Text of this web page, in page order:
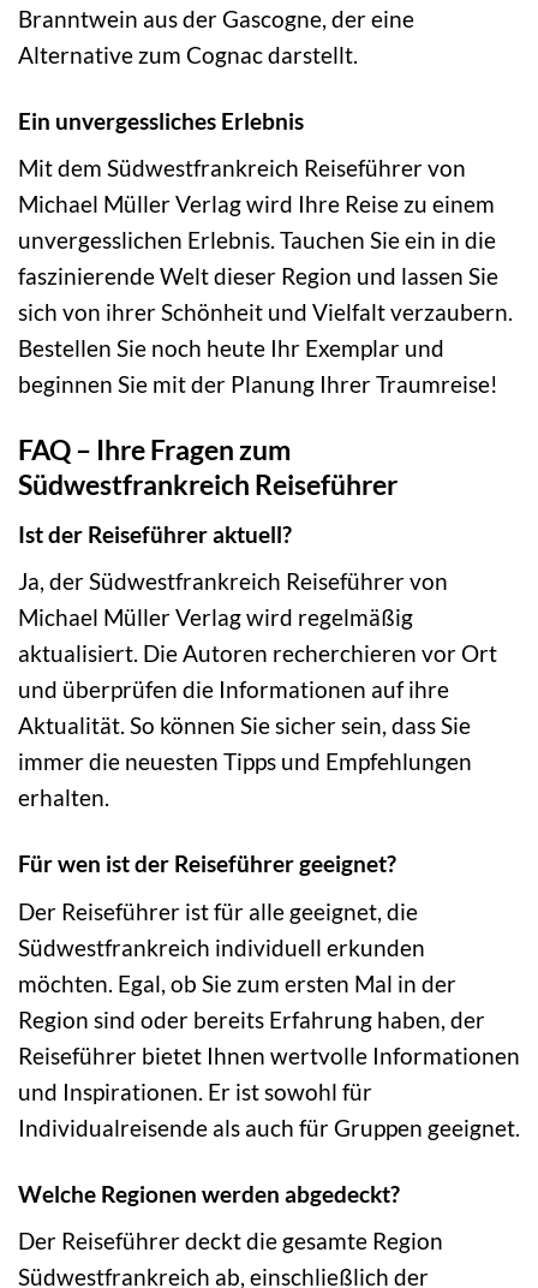
Branntwein aus der Gascogne, der eine
Alternative zum Cognac darstellt.
Ein unvergessliches Erlebnis
Mit dem Südwestfrankreich Reiseführer von
Michael Müller Verlag wird Ihre Reise zu einem
unvergesslichen Erlebnis. Tauchen Sie ein in die
faszinierende Welt dieser Region und lassen Sie
sich von ihrer Schönheit und Vielfalt verzaubern.
Bestellen Sie noch heute Ihr Exemplar und
beginnen Sie mit der Planung Ihrer Traumreise!
FAQ – Ihre Fragen zum
Südwestfrankreich Reiseführer
Ist der Reiseführer aktuell?
Ja, der Südwestfrankreich Reiseführer von
Michael Müller Verlag wird regelmäßig
aktualisiert. Die Autoren recherchieren vor Ort
und überprüfen die Informationen auf ihre
Aktualität. So können Sie sicher sein, dass Sie
immer die neuesten Tipps und Empfehlungen
erhalten.
Für wen ist der Reiseführer geeignet?
Der Reiseführer ist für alle geeignet, die
Südwestfrankreich individuell erkunden
möchten. Egal, ob Sie zum ersten Mal in der
Region sind oder bereits Erfahrung haben, der
Reiseführer bietet Ihnen wertvolle Informationen
und Inspirationen. Er ist sowohl für
Individualreisende als auch für Gruppen geeignet.
Welche Regionen werden abgedeckt?
Der Reiseführer deckt die gesamte Region
Südwestfrankreich ab, einschließlich der